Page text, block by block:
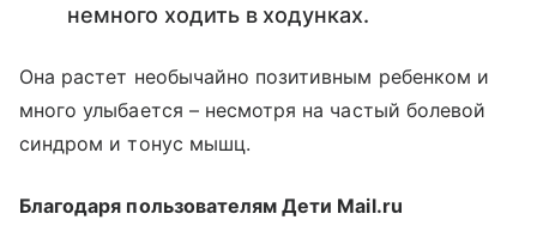
немного ходить в ходунках.
Она растет необычайно позитивным ребенком и
много улыбается – несмотря на частый болевой
синдром и тонус мышц.
Благодаря пользователям Дети Mail.ru